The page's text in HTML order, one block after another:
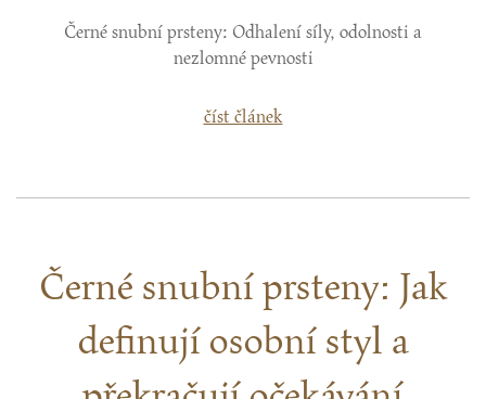
Černé snubní prsteny: Odhalení síly, odolnosti a
nezlomné pevnosti
číst článek
Černé snubní prsteny: Jak
definují osobní styl a